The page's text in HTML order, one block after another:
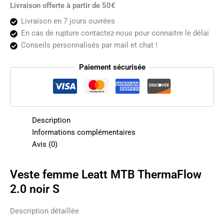
Livraison offerte à partir de 50€
Livraison en 7 jours ouvrées
En cas de rupture contactez-nous pour connaitre le délai
Conseils personnalisés par mail et chat !
Paiement sécurisée
Description
Informations complémentaires
Avis (0)
Veste femme Leatt MTB ThermaFlow
2.0 noir S
Description détaillée